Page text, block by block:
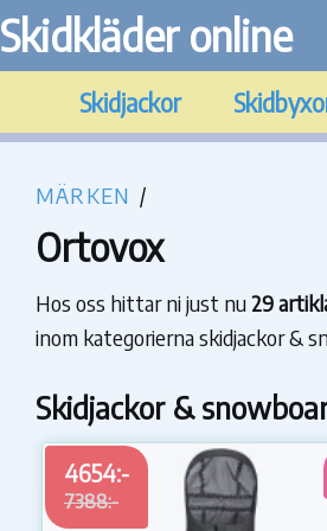
Skidkläder online
Skidjackor
MÄRKEN /
Ortovox
Hos oss hittar ni just nu29
inom kategorierna skidjackor &
Skidjackor &
4654:-
7388:-